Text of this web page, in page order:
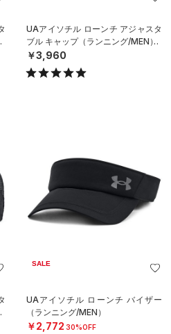
UAアイソチル ローンチ アジャスタ
ブル キャップ（ランニング/MEN）
￥3,960
SALE
UAアイソチル ローンチ バイザー
（ランニング/MEN）
￥2,772 30%OFF